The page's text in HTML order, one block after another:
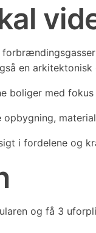
en arkitektonisk
boliger med
i fordelene og
og få 3